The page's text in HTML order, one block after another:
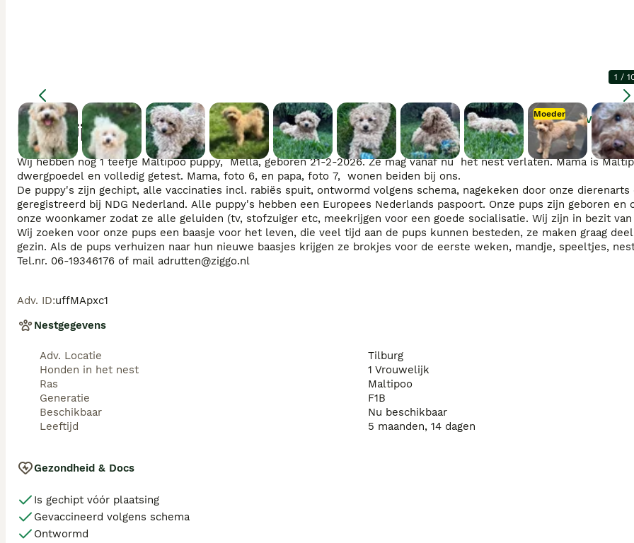
1 /
Moeder
Beschrijving
Wij hebben nog 1 teefje Maltipoo puppy,  Mella, geboren 21-2-2026. Ze mag vanaf nu  het nest verlaten. Mama is
dwergpoedel en volledig getest. Mama, foto 6, en papa, foto 7,  wonen beiden bij ons.
De puppy's zijn gechipt, alle vaccinaties incl. rabiës spuit, ontwormd volgens schema, nagekeken door onze dierenarts
geregistreerd bij NDG Nederland. Alle puppy's hebben een Europees Nederlands paspoort. Onze pups zijn geboren en
onze woonkamer zodat ze alle geluiden (tv, stofzuiger etc, meekrijgen voor een goede socialisatie. Wij zijn in bezit van
Wij zoeken voor onze pups een baasje voor het leven, die veel tijd aan de pups kunnen besteden, ze maken graag
gezin. Als de pups verhuizen naar hun nieuwe baasjes krijgen ze brokjes voor de eerste weken, mandje, speeltjes,
Adv. ID:uffMApxc1
Nestgegevens
Adv. Locatie
Tilburg
Honden in het nest
1 Vrouwelijk
Ras
Maltipoo
Generatie
F1B
Beschikbaar
Nu beschikbaar
Leeftijd
5 maanden, 14 dagen
Gezondheid & Docs
Is gechipt vóór plaatsing
Gevaccineerd volgens schema
Ontwormd